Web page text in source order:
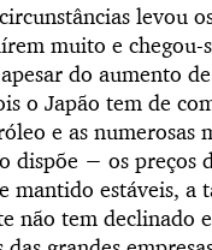
levou
muito e chegou-
do aumento
o Japão tem de
e as numerosas
dispõe − os preços
mantido estáveis, a
não tem declinado